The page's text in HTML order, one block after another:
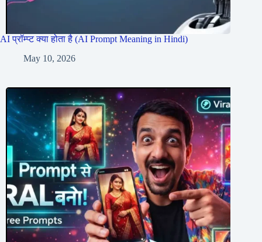
AI प्रॉम्प्ट क्या होता है (AI Prompt Meaning in Hindi)
May 10, 2026